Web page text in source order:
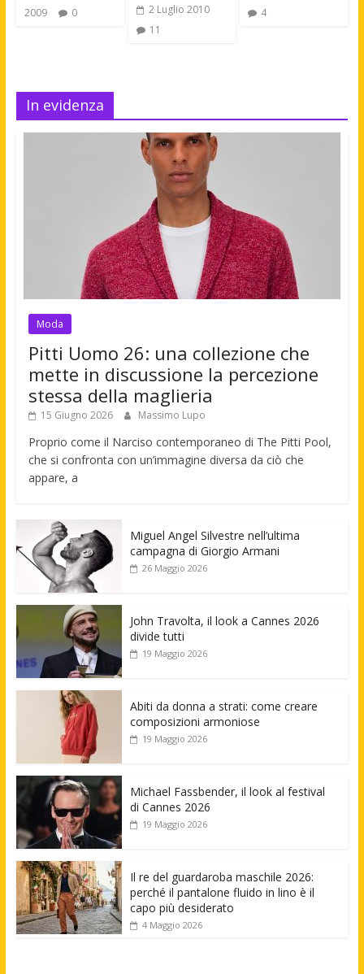
2009
0
2 Luglio 2010
11
4
In evidenza
Moda
Pitti Uomo 26: una collezione che
mette in discussione la percezione
stessa della maglieria
15 Giugno 2026 Massimo Lupo
Proprio come il Narciso contemporaneo di The Pitti Pool,
che si confronta con un’immagine diversa da ciò che
appare, a
Miguel Angel Silvestre nell’ultima
campagna di Giorgio Armani
26 Maggio 2026
John Travolta, il look a Cannes 2026
divide tutti
19 Maggio 2026
Abiti da donna a strati: come creare
composizioni armoniose
19 Maggio 2026
Michael Fassbender, il look al festival
di Cannes 2026
19 Maggio 2026
Il re del guardaroba maschile 2026:
perché il pantalone fluido in lino è il
capo più desiderato
4 Maggio 2026